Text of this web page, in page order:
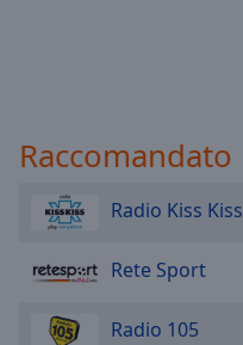
Raccomandato
Radio Kiss Kiss
Rete Sport
Radio 105